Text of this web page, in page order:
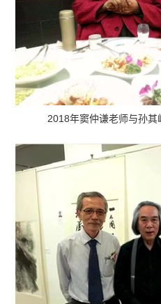
2018年窦仲谦老师与孙